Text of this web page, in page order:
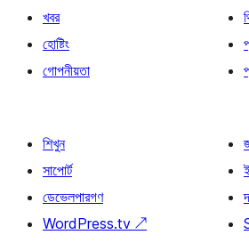
খবর
হোষ্টিং
গোপনীয়তা
শিখুন
সাপোর্ট
ডেভেলপারগণ
WordPress.tv ↗